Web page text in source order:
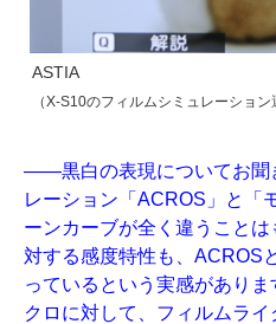
ASTIA
（X-S10のフィルムシミュレーション
——黒白の表現についてお聞
レーション「ACROS」と「
ーンカーブが全く違うこと
対する感度特性も、ACROS
っているという実感があり
クロに対して、フィルムラ